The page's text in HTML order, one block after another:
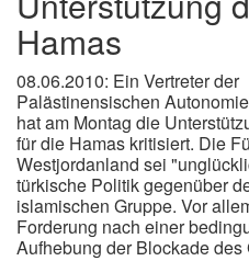
Hamas
08.06.2010: Ein Vertreter der
Palästinensischen
hat am Montag die
für die Hamas kritisiert. Die
Westjordanland sei
türkische Politik gegenüber
islamischen Gruppe. Vor
Forderung nach einer
Aufhebung der Blockade des